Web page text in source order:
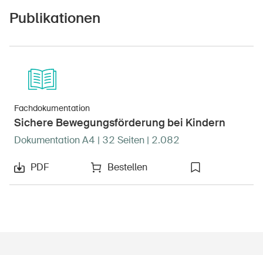
Publikationen
Fachdokumentation
Sichere Bewegungsförderung bei Kindern
Dokumentation A4 | 32 Seiten | 2.082
PDF Bestellen